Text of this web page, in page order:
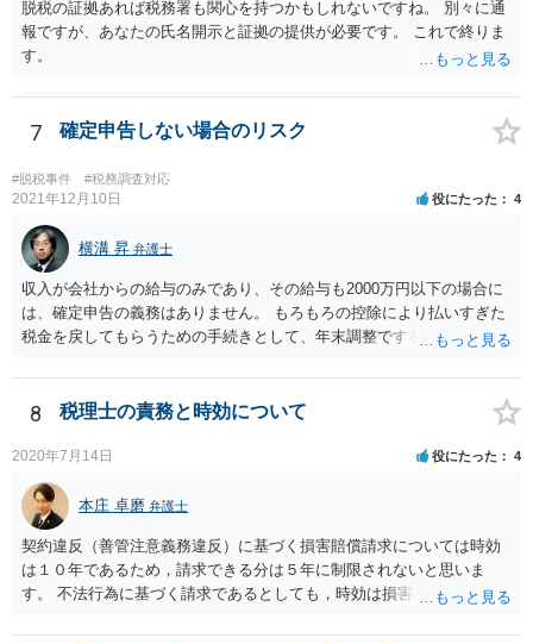
脱税の証拠あれば税務署も関心を持つかもしれないですね。 別々に通
報ですが、あなたの氏名開示と証拠の提供が必要です。 これで終りま
す。
7 確定申告しない場合のリスク
#脱税事件 #税務調査対応
2021年12月10日 役にたった 4
横溝 昇 弁護士
収入が会社からの給与のみであり、その給与も2000万円以下の場合に
は、確定申告の義務はありません。 もろもろの控除により払いすぎた
税金を戻してもらうための手続きとして、年末調整でするのか、確定
する義務がある場合で確定申告をしなかった場合には、税務署の調査
等があり、本来払うべき税金にプラスして加算税の処分を科される場
合もあります。 高額なものでもない限り単なる無申告だけでは直ちに
逮捕されないとは思います。
8 税理士の責務と時効について
2020年7月14日 役にたった 4
本庄 卓磨 弁護士
契約違反（善管注意義務違反）に基づく損害賠償請求については時効
は１０年であるため，請求できる分は５年に制限されないと思いま
す。 不法行為に基づく請求であるとしても，時効は損害を知ってから
とをお勧めいたします。